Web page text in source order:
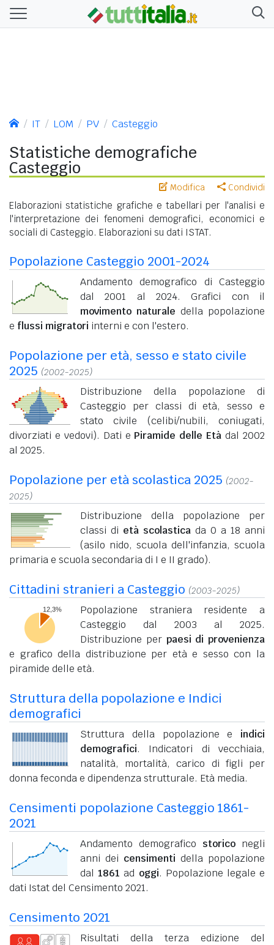
IT LOM PV Casteggio
Statistiche demografiche
Casteggio
Modifica Condividi
Elaborazioni statistiche grafiche e tabellari per l'analisi e
l'interpretazione dei fenomeni demografici, economici e
sociali di Casteggio. Elaborazioni su dati ISTAT.
Popolazione Casteggio 2001-2024
Andamento demografico di Casteggio
dal 2001 al 2024. Grafici con il
movimento naturale della popolazione
e flussi migratori interni e con l'estero.
Popolazione per età, sesso e stato civile
2025 (2002-2025)
Distribuzione della popolazione di
Casteggio per classi di età, sesso e
stato civile (celibi/nubili, coniugati,
divorziati e vedovi). Dati e Piramide delle Età dal 2002
al 2025.
Popolazione per età scolastica 2025 (2002-
2025)
Distribuzione della popolazione per
classi di età scolastica da 0 a 18 anni
(asilo nido, scuola dell'infanzia, scuola
primaria e scuola secondaria di I e II grado).
Cittadini stranieri a Casteggio (2003-2025)
Popolazione straniera residente a
Casteggio dal 2003 al 2025.
Distribuzione per paesi di provenienza
e grafico della distribuzione per età e sesso con la
piramide delle età.
Struttura della popolazione e Indici
demografici
Struttura della popolazione e indici
demografici. Indicatori di vecchiaia,
natalità, mortalità, carico di figli per
donna feconda e dipendenza strutturale. Età media.
Censimenti popolazione Casteggio 1861-
2021
Andamento demografico storico negli
anni dei censimenti della popolazione
dal1861 ad oggi. Popolazione legale e
dati Istat del Censimento 2021.
Censimento 2021
Risultati della terza edizione del